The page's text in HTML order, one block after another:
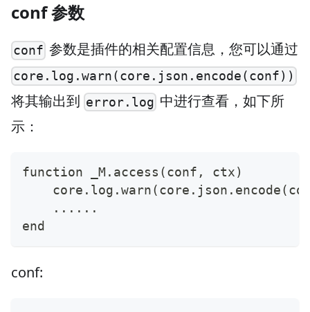
conf 参数
conf 参数是插件的相关配置信息，您可以通过
core.log.warn(core.json.encode(conf))
将其输出到 error.log 中进行查看，如下所
示：
function _M.access(conf, ctx)
    ......
end
conf: